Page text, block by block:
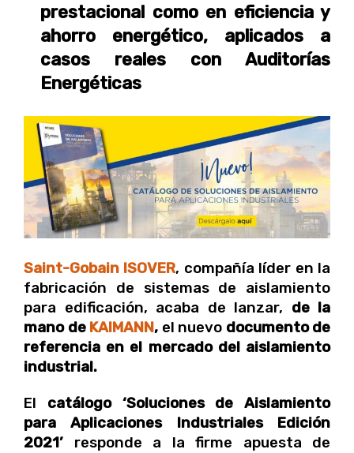
prestacional como en eficiencia y
ahorro energético, aplicados a
casos reales con Auditorías
Energéticas
Saint-Gobain ISOVER, compañía líder en la
fabricación de sistemas de aislamiento
para edificación, acaba de lanzar, de la
mano de KAIMANN, el nuevo documento de
referencia en el mercado del aislamiento
industrial.
El catálogo ‘Soluciones de Aislamiento
para Aplicaciones Industriales Edición
2021’ responde a la firme apuesta de